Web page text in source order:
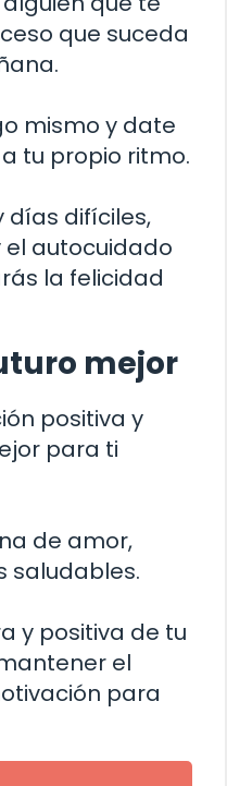
que suceda
mismo y date
tu propio ritmo.
días difíciles,
el autocuidado
la felicidad
mejor
positiva y
para ti
de amor,
saludables.
y positiva de tu
el
para